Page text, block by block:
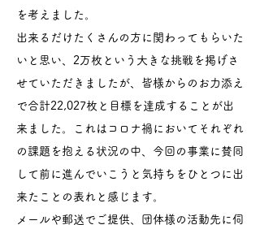
を考えました。
出来るだけたくさんの方に関わってもらいた
いと思い、2万枚という大きな挑戦を掲げさ
せていただきましたが、皆様からのお力添え
で合計22,027枚と目標を達成することが出
来ました。これはコロナ禍においてそれぞれ
の課題を抱える状況の中、今回の事業に賛同
して前に進んでいこうと気持ちをひとつに出
来たことの表れと感じます。
メールや郵送でご提供、団体様の活動先に伺